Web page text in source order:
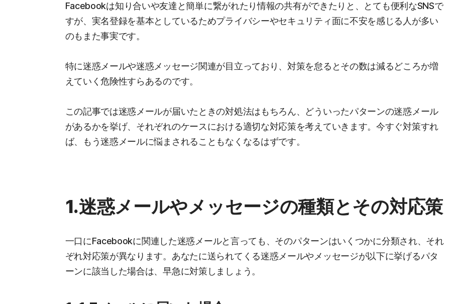
Facebookは知り合いや友達と簡単に繋がれたり情報の共有ができたりと、とても便利なSNSで
すが、実名登録を基本としているためプライバシーやセキュリティ面に不安を感じる人が多い
のもまた事実です。
特に迷惑メールや迷惑メッセージ関連が目立っており、対策を怠るとその数は減るどころか増
えていく危険性すらあるのです。
この記事では迷惑メールが届いたときの対処法はもちろん、どういったパターンの迷惑メール
があるかを挙げ、それぞれのケースにおける適切な対応策を考えていきます。今すぐ対策すれ
ば、もう迷惑メールに悩まされることもなくなるはずです。
1.迷惑メールやメッセージの種類とその対応策
一口にFacebookに関連した迷惑メールと言っても、そのパターンはいくつかに分類され、それ
ぞれ対応策が異なります。あなたに送られてくる迷惑メールやメッセージが以下に挙げるパタ
ーンに該当した場合は、早急に対策しましょう。